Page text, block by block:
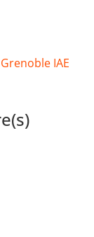
IAE